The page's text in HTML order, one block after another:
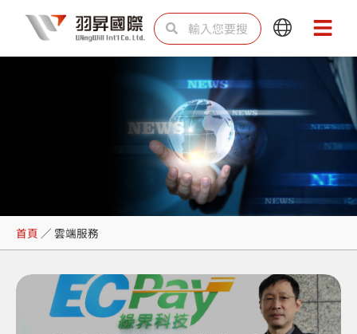
主
搜
尋 尋
Main
Menu
Main
Menu
雲端服務
首頁 ／ 雲端服務